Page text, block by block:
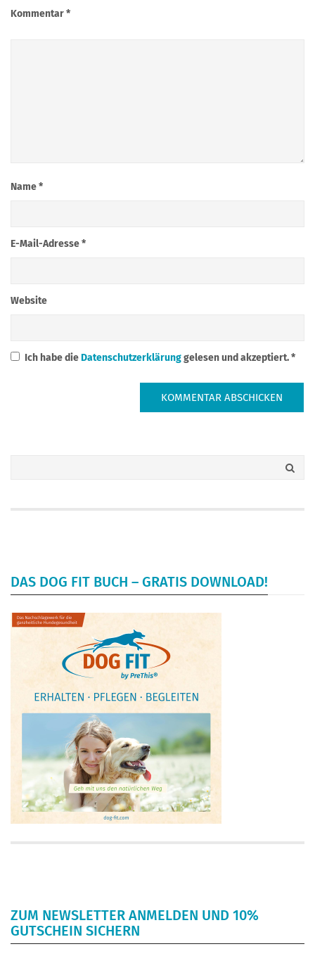
Kommentar*
Name*
E-Mail-Adresse*
Website
Ich habe dieDatenschutzerklärunggelesen und akzeptiert.*
DAS DOG FIT BUCH – GRATIS DOWNLOAD!
ZUM NEWSLETTER ANMELDEN UND 10%
GUTSCHEIN SICHERN